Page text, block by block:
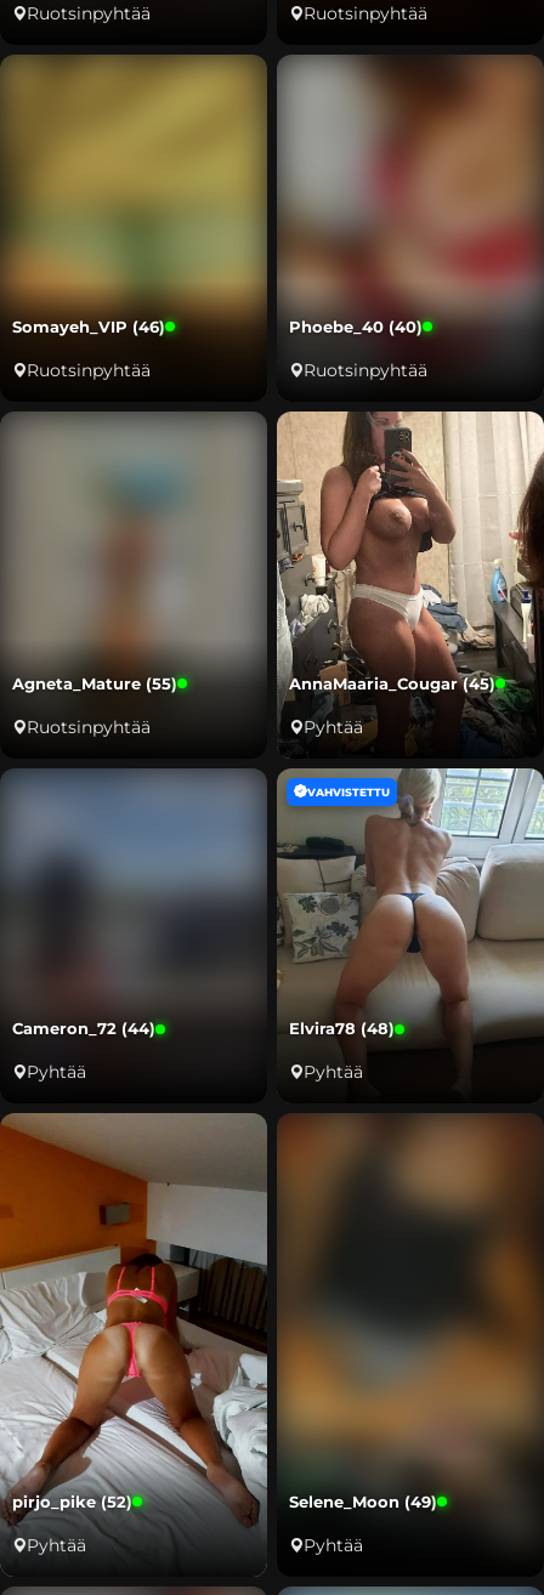
Ruotsinpyhtää Ruotsinpyhtää
Somayeh_VIP (46)
Ruotsinpyhtää
Phoebe_40 (40)
Ruotsinpyhtää
Agneta_Mature (55)
Ruotsinpyhtää
AnnaMaaria_Cougar (45)
Pyhtää
Cameron_72 (44)
Pyhtää
VAHVISTETTU
Elvira78 (48)
Pyhtää
pirjo_pike (52)
Pyhtää
Selene_Moon (49)
Pyhtää